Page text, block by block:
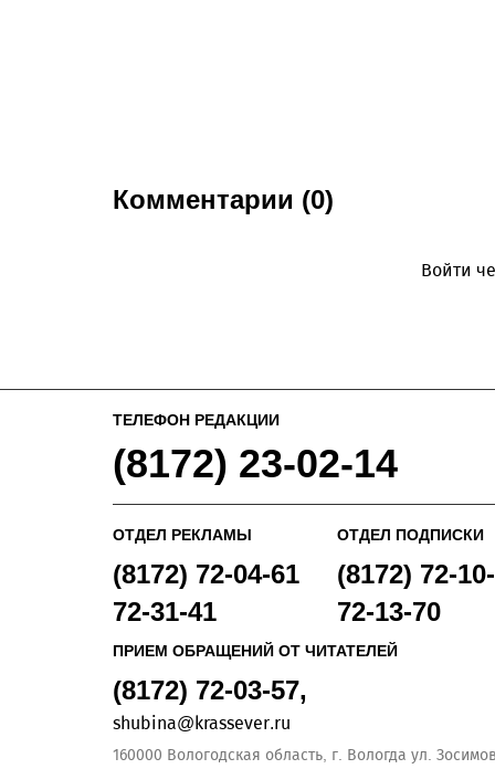
Комментарии (0)
Войти
ТЕЛЕФОН РЕДАКЦИИ
(8172) 23-02-14
ОТДЕЛ РЕКЛАМЫ
(8172) 72-04-61
72-31-41
ОТДЕЛ ПОДПИСКИ
(8172) 72-
72-13-70
ПРИЕМ ОБРАЩЕНИЙ ОТ ЧИТАТЕЛЕЙ
(8172) 72-03-57,
shubina@krassever.ru
160000 Вологодская область, г. Вологда ул.